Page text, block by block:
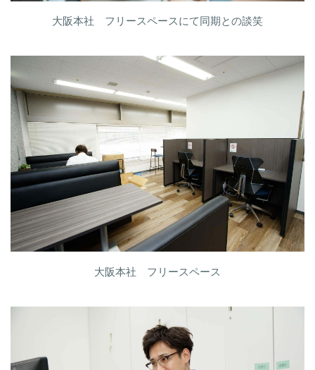
大阪本社 フリースペースにて同期との談笑
大阪本社 フリースペース